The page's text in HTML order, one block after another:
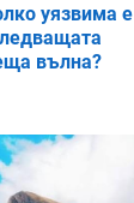
0%
уязвима е
вълна?